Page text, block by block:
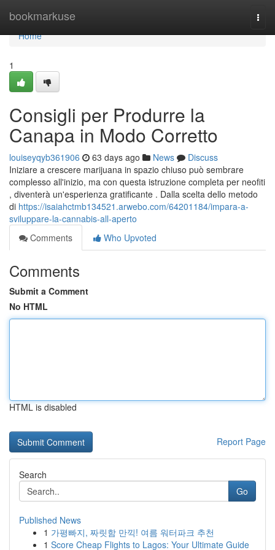
bookmarkuse
Home
Home
1
Consigli per Produrre la
Canapa in Modo Corretto
louiseyqyb361906 63 days ago News
Discuss
Iniziare a crescere marijuana in spazio chiuso può sembrare
complesso all'inizio, ma con questa istruzione completa per neofiti
, diventerà un'esperienza gratificante . Dalla scelta dello metodo
di https://isaiahctmb134521.arwebo.com/64201184/impara-a-
sviluppare-la-cannabis-all-aperto
Comments
Who Upvoted
Comments
Submit a Comment
No HTML
HTML is disabled
Report Page
Search
Go
Published News
1 가평빠지, 짜릿함 만끽! 여름 워터파크 추천
1 Score Cheap Flights to Lagos: Your Ultimate Guide